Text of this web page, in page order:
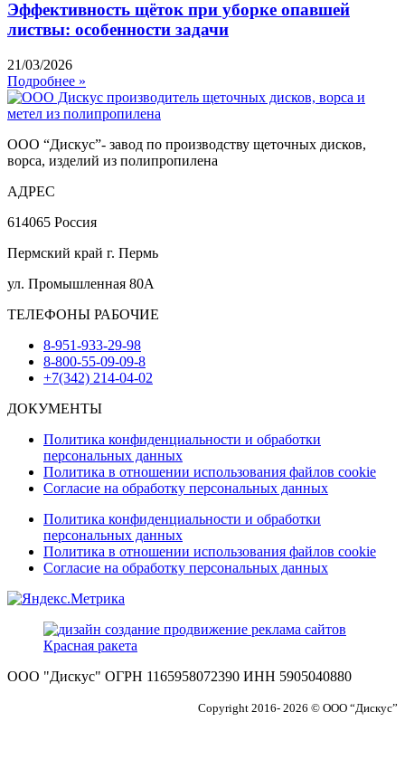
Эффективность щёток при уборке опавшей
листвы: особенности задачи
21/03/2026
Подробнее »
ООО “Дискус”- завод по производству щеточных дисков,
ворса, изделий из полипропилена
АДРЕС
614065 Россия
Пермский край г. Пермь
ул. Промышленная 80А
ТЕЛЕФОНЫ РАБОЧИЕ
8-951-933-29-98
8-800-55-09-09-8
+7(342) 214-04-02
ДОКУМЕНТЫ
Политика конфиденциальности и обработки
персональных данных
Политика в отношении использования файлов cookie
Согласие на обработку персональных данных
Политика конфиденциальности и обработки
персональных данных
Политика в отношении использования файлов cookie
Согласие на обработку персональных данных
ООО "Дискус" ОГРН 1165958072390 ИНН 5905040880
Copyright 2016- 2026 © ООО “Дискус”